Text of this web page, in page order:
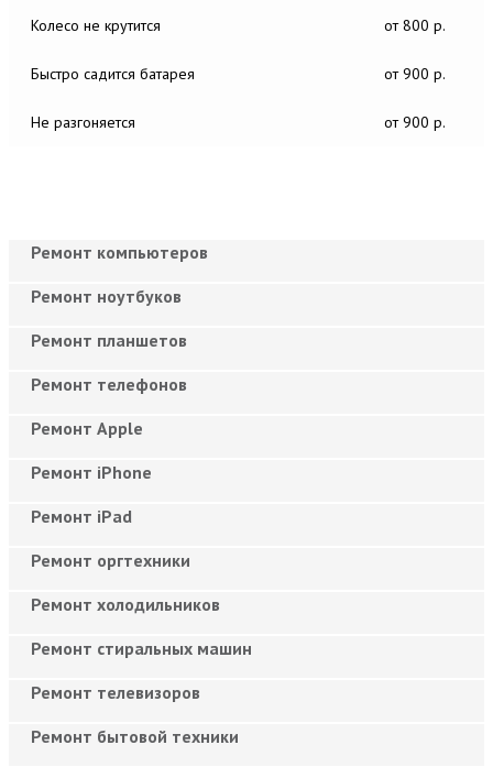
Колесо не крутится от 800 р.
Быстро садится батарея от 900 р.
Не разгоняется от 900 р.
Ремонт компьютеров
Ремонт ноутбуков
Ремонт планшетов
Ремонт телефонов
Ремонт Apple
Ремонт iPhone
Ремонт iPad
Ремонт оргтехники
Ремонт холодильников
Ремонт стиральных машин
Ремонт телевизоров
Ремонт бытовой техники